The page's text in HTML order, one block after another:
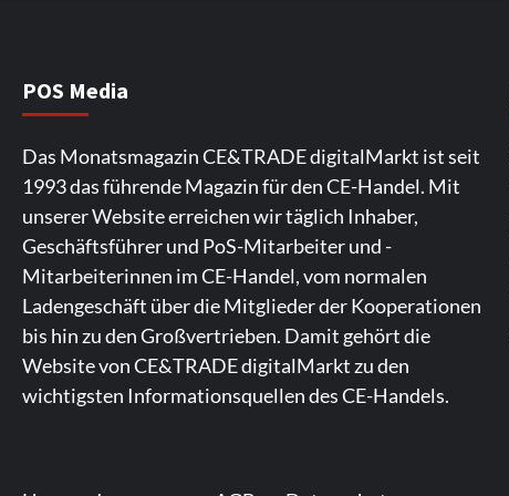
POS Media
Das Monatsmagazin CE&TRADE digitalMarkt ist seit
1993 das führende Magazin für den CE-Handel. Mit
unserer Website erreichen wir täglich Inhaber,
Geschäftsführer und PoS-Mitarbeiter und -
Mitarbeiterinnen im CE-Handel, vom normalen
Ladengeschäft über die Mitglieder der Kooperationen
bis hin zu den Großvertrieben. Damit gehört die
Website von CE&TRADE digitalMarkt zu den
wichtigsten Informationsquellen des CE-Handels.